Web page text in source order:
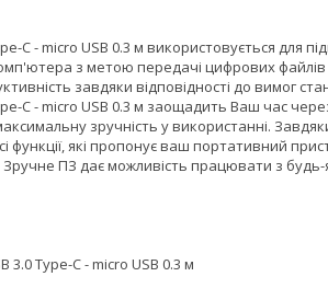
C - micro USB 0.3 м використовується для
з метою передачі цифрових файлів
завдяки відповідності до вимог
C - micro USB 0.3 м заощадить Ваш час
зручність у використанні.
функції, які пропонує ваш портативний
ПЗ дає можливість працювати з
Type-C - micro USB 0.3 м